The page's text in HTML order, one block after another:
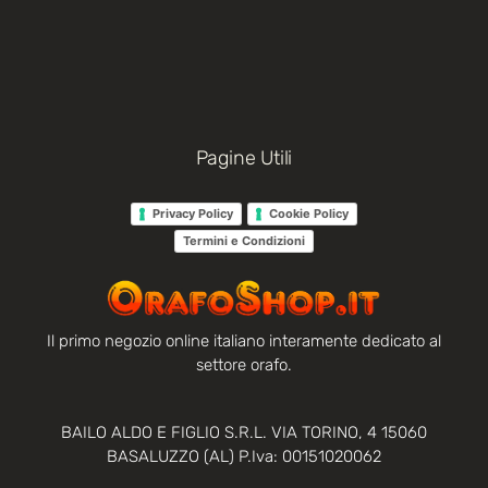
Pagine Utili
Privacy Policy
Cookie Policy
Termini e Condizioni
Il primo negozio online italiano interamente dedicato al
settore orafo.
BAILO ALDO E FIGLIO S.R.L. VIA TORINO, 4 15060
BASALUZZO (AL) P.Iva: 00151020062